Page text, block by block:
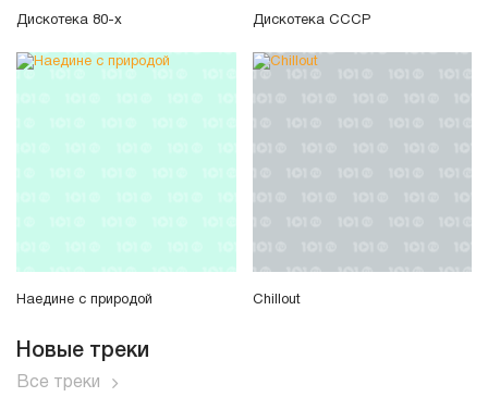
Дискотека 80-х Дискотека СССР
Наедине с природой Chillout
Новые треки
Все треки